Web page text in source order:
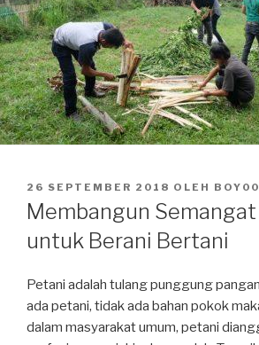
DIPOSKAN
PADA
26 SEPTEMBER 2018 OLEH BOY00
Membangun
untuk Berani Bertani
Petani adalah tulang punggung
ada petani, tidak ada bahan pokok
dalam masyarakat umum, petani